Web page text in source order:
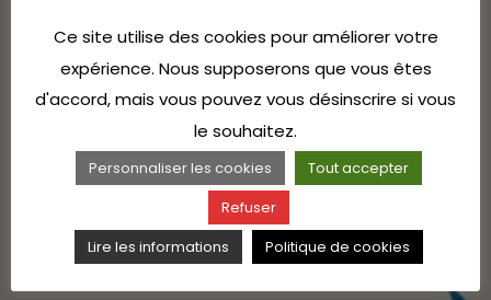
Ce site utilise des cookies pour améliorer votre
expérience. Nous supposerons que vous êtes
d'accord, mais vous pouvez vous désinscrire si vous
le souhaitez.
Personnaliser les cookies
Tout accepter
Refuser
Lire les informations
Politique de cookies